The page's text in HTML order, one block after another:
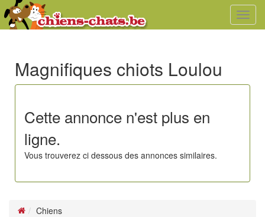
Magnifiques chiots Loulou
Cette annonce n'est plus en
ligne.
Vous trouverez ci dessous des annonces similaires.
Chiens